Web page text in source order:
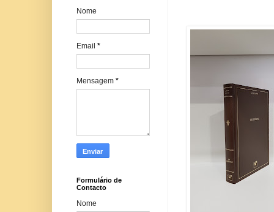
Nome
Email *
Mensagem *
Formulário de
Contacto
Nome